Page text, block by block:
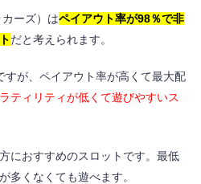
ーズ）はペイアウト率が98％で非
だと考えられます。
が、ペイアウト率が高くて最大配
ティリティが低くて遊びやすいス
におすすめのスロットです。最低
多くなくても遊べます。